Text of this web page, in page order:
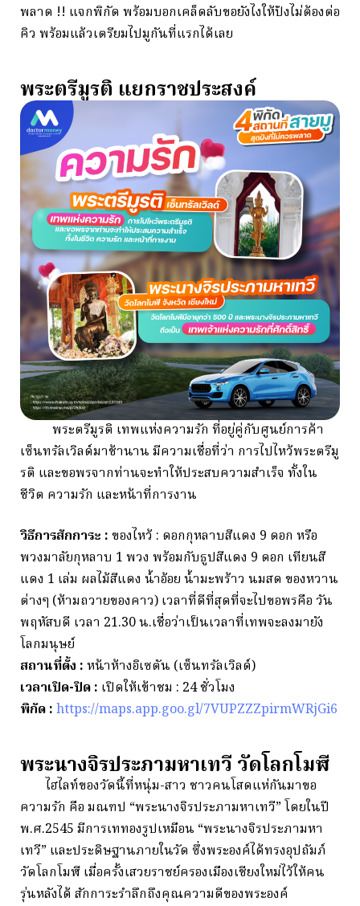
พลาด !! แจกพิกัด พร้อมบอกเคล็ดลับขอยังไงให้ปังไม่ต้องต่อ
คิว พร้อมแล้วเตรียมไปมูกันที่แรกได้เลย
พระตรีมูรติ แยกราชประสงค์
พระตรีมูรติ เทพแห่งความรัก ที่อยู่คู่กับศูนย์การค้า
เซ็นทรัลเวิลด์มาช้านาน มีความเชื่อที่ว่า การไปไหว้พระตรีมู
รติ และขอพรจากท่านจะทำให้ประสบความสำเร็จ ทั้งใน
ชีวิต ความรัก และหน้าที่การงาน
วิธีการสักการะ :ของไหว้ : ดอกกุหลาบสีแดง 9 ดอก หรือ
พวงมาลัยกุหลาบ 1 พวง พร้อมกับธูปสีแดง 9 ดอก เทียนสี
แดง 1 เล่ม ผลไม้สีแดง น้ำอ้อย น้ำมะพร้าว นมสด ของหวาน
ต่างๆ (ห้ามถวายของคาว) เวลาที่ดีที่สุดที่จะไปขอพรคือ วัน
พฤหัสบดี เวลา 21.30 น.เชื่อว่าเป็นเวลาที่เทพจะลงมายัง
โลกมนุษย์
สถานที่ตั้ง :หน้าห้างอิเซตัน (เซ็นทรัลเวิลด์)
เวลาเปิด-ปิด : เปิดให้เข้าชม : 24 ชั่วโมง
พิกัด :https://maps.app.goo.gl/7VUPZZZpirmWRjGi6
พระนางจิรประภามหาเทวี วัดโลกโมฬี
ไฮไลท์ของวัดนี้ที่หนุ่ม-สาว ชาวคนโสดแห่กันมาขอ
ความรัก คือ มณฑป “พระนางจิรประภามหาเทวี” โดยในปี
พ.ศ.2545 มีการเททองรูปเหมือน “พระนางจิรประภามหา
เทวี” และประดิษฐานภายในวัด ซึ่งพระองค์ได้ทรงอุปถัมภ์
วัดโลกโมฬี เมื่อครั้งเสวยราชย์ครองเมืองเชียงใหม่ไว้ให้คน
รุ่นหลังได้ สักการะรำลึกถึงคุณความดีของพระองค์